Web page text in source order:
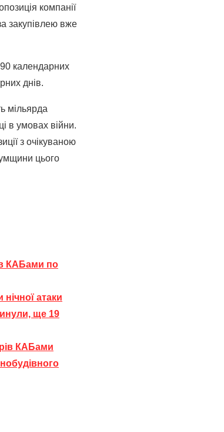
компанії
закупівлею вже
календарних
днів.
мільярда
в умовах війни.
з очікуваною
цього
КАБами по
атаки
ще 19
КАБами